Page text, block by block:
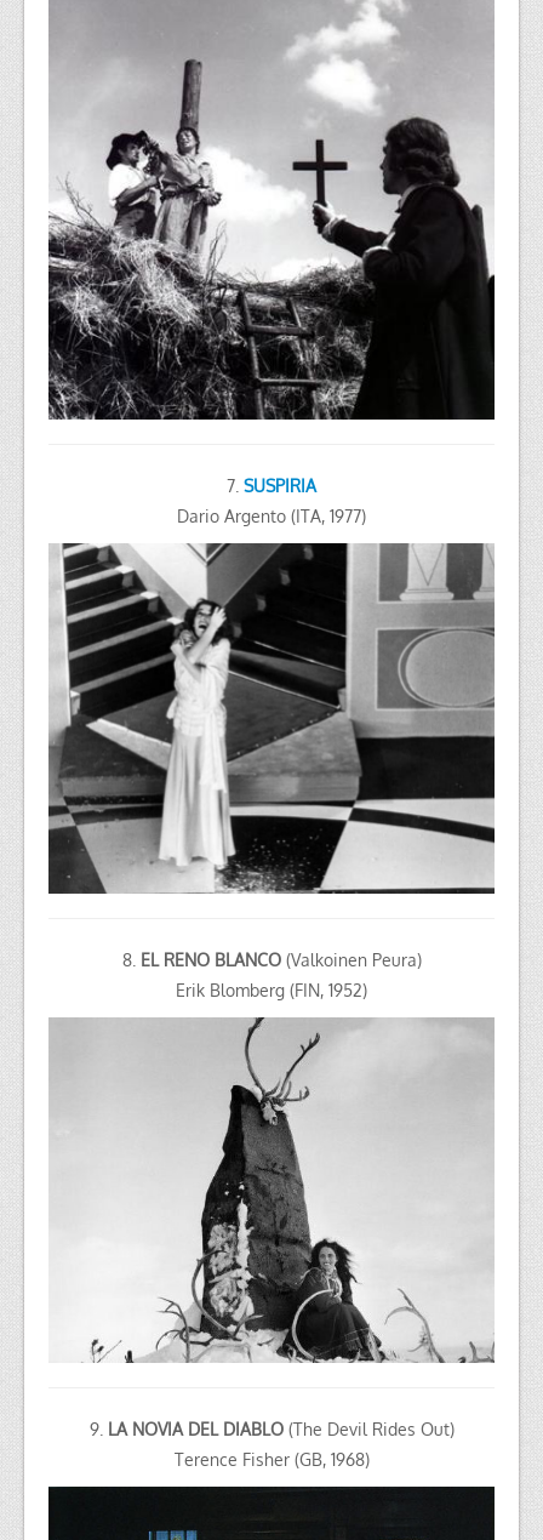
7. SUSPIRIA
Dario Argento (ITA, 1977)
8. EL RENO BLANCO(Valkoinen Peura)
Erik Blomberg (FIN, 1952)
9. LA NOVIA DEL DIABLO(The Devil Rides Out)
Terence Fisher (GB, 1968)